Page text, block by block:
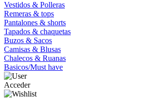
Vestidos & Polleras
Remeras & tops
Pantalones & shorts
Tapados & chaquetas
Buzos & Sacos
Camisas & Blusas
Chalecos & Ruanas
Basicos/Must have
Acceder